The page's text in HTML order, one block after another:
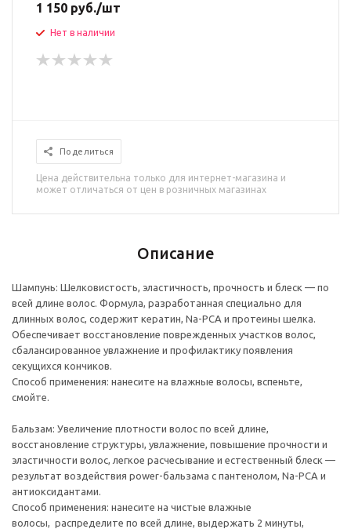
1 150 руб./шт
Нет в наличии
Поделиться
Цена действительна только для интернет-магазина и
может отличаться от цен в розничных магазинах
Описание
Шампунь: Шелковистость, эластичность, прочность и блеск — по
всей длине волос. Формула, разработанная специально для
длинных волос, содержит кератин, Na-PCA и протеины шелка.
Обеспечивает восстановление поврежденных участков волос,
сбалансированное увлажнение и профилактику появления
секущихся кончиков.
Способ применения: нанесите на влажные волосы, вспеньте,
смойте.
Бальзам: Увеличение плотности волос по всей длине,
восстановление структуры, увлажнение, повышение прочности и
эластичности волос, легкое расчесывание и естественный блеск —
результат воздействия power-бальзама с пантенолом, Na-PCA и
антиоксидантами.
Способ применения: нанесите на чистые влажные
волосы, распределите по всей длине, выдержать 2 минуты,